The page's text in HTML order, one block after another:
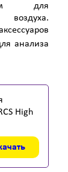
для
воздуха.
анализа
High